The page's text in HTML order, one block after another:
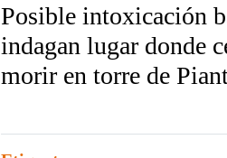
Posible intoxicación
indagan lugar donde
morir en torre de